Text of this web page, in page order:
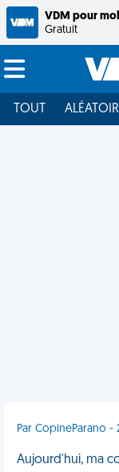
VDM pour
Gratuit
TOUT
Par CopineParano -
Aujourd'hui, ma